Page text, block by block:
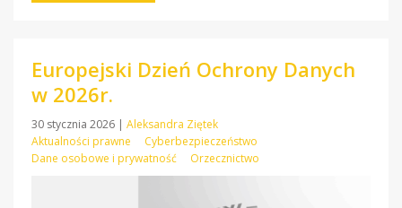
Europejski Dzień Ochrony Danych
w 2026r.
30 stycznia 2026
Aleksandra Ziętek
Aktualności prawne
Cyberbezpieczeństwo
Dane osobowe i prywatność
Orzecznictwo